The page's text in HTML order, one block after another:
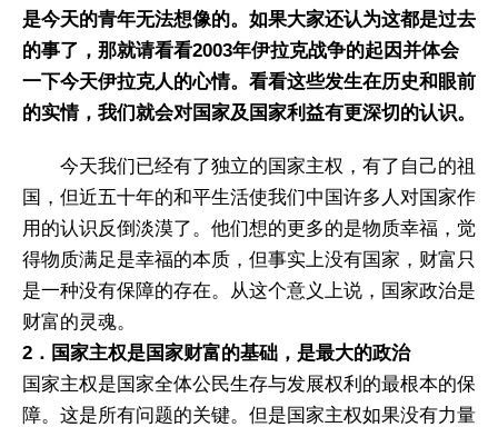
是今天的青年无法想像的。如果大家还认为这都是过去
的事了，那就请看看2003年伊拉克战争的起因并体会
一下今天伊拉克人的心情。看看这些发生在历史和眼前
的实情，我们就会对国家及国家利益有更深切的认识。
今天我们已经有了独立的国家主权，有了自己的祖
国，但近五十年的和平生活使我们中国许多人对国家作
用的认识反倒淡漠了。他们想的更多的是物质幸福，觉
得物质满足是幸福的本质，但事实上没有国家，财富只
是一种没有保障的存在。从这个意义上说，国家政治是
财富的灵魂。
2．国家主权是国家财富的基础，是最大的政治
国家主权是国家全体公民生存与发展权利的最根本的保
障。这是所有问题的关键。但是国家主权如果没有力量